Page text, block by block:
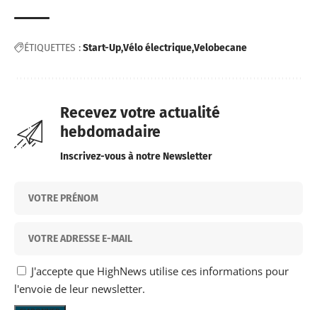
ÉTIQUETTES :Start-UpVélo électriqueVelobecane
Recevez votre actualité
hebdomadaire
Inscrivez-vous à notre Newsletter
J'accepte que HighNews utilise ces informations pour
l'envoie de leur newsletter.